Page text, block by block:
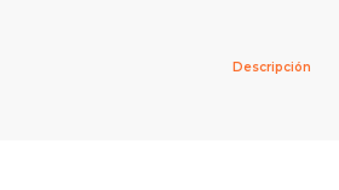
Descripción